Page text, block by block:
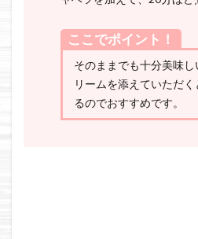
ここでポイント！
そのままでも十分美味
リームを添えていただ
るのでおすすめです。